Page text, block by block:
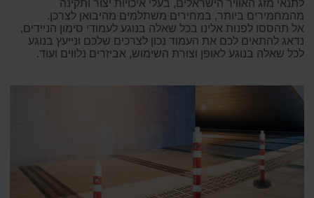
לתנאי מזג האוויר הישראלים, בעלי איכויות יצור ותקינה
מהמחמירים ביותר, במחירים משתלמים מהיבואן לצרכן.
אל תהססו לפנות אלינו בכל שאלה בנוגע לעמודי סימון הניידים,
נדאג להתאים לכם את העמוד נכון לצרכים שלכם ונייעץ בנוגע
לכל שאלה בנוגע לאופן וצורת השימוש, אביזרים נלווים ועוד.